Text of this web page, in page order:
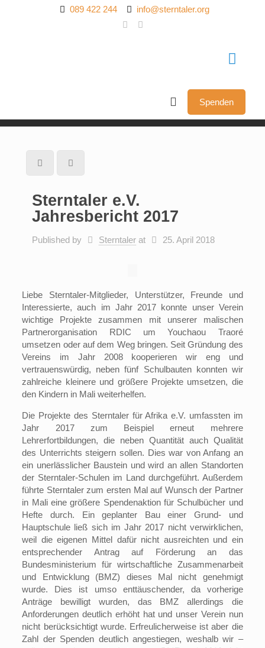
089 422 244 info@sterntaler.org
Spenden
Sterntaler e.V.
Jahresbericht 2017
Published by Sterntaler at 25. April 2018
Liebe Sterntaler-Mitglieder, Unterstützer, Freunde und
Interessierte, auch im Jahr 2017 konnte unser Verein
wichtige Projekte zusammen mit unserer malischen
Partnerorganisation RDIC um Youchaou Traoré
umsetzen oder auf dem Weg bringen. Seit Gründung des
Vereins im Jahr 2008 kooperieren wir eng und
vertrauenswürdig, neben fünf Schulbauten konnten wir
zahlreiche kleinere und größere Projekte umsetzen, die
den Kindern in Mali weiterhelfen.
Die Projekte des Sterntaler für Afrika e.V. umfassten im
Jahr 2017 zum Beispiel erneut mehrere
Lehrerfortbildungen, die neben Quantität auch Qualität
des Unterrichts steigern sollen. Dies war von Anfang an
ein unerlässlicher Baustein und wird an allen Standorten
der Sterntaler-Schulen im Land durchgeführt. Außerdem
führte Sterntaler zum ersten Mal auf Wunsch der Partner
in Mali eine größere Spendenaktion für Schulbücher und
Hefte durch. Ein geplanter Bau einer Grund- und
Hauptschule ließ sich im Jahr 2017 nicht verwirklichen,
weil die eigenen Mittel dafür nicht ausreichten und ein
entsprechender Antrag auf Förderung an das
Bundesministerium für wirtschaftliche Zusammenarbeit
und Entwicklung (BMZ) dieses Mal nicht genehmigt
wurde. Dies ist umso enttäuschender, da vorherige
Anträge bewilligt wurden, das BMZ allerdings die
Anforderungen deutlich erhöht hat und unser Verein nun
nicht berücksichtigt wurde. Erfreulicherweise ist aber die
Zahl der Spenden deutlich angestiegen, weshalb wir –